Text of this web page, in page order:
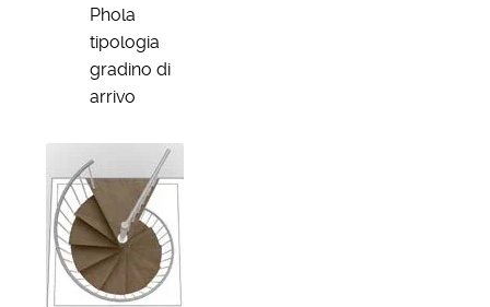
Phola
tipologia
gradino di
arrivo